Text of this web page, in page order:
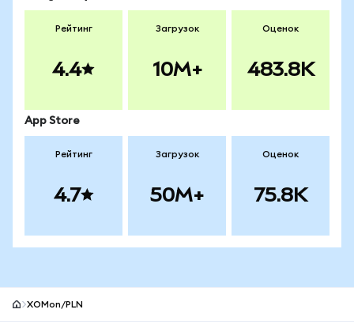
Рейтинг
4.4
Загрузок
10M+
Оценок
483.8K
App Store
Рейтинг
4.7
Загрузок
50M+
Оценок
75.8K
XOMon/PLN